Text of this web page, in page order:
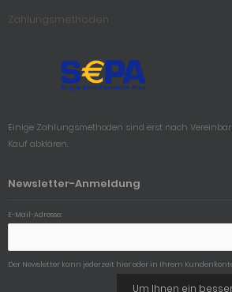
Zahlungsmethoden
Einige Zahlungsmethoden sind erst nach
Kauf abklären.
Newsletter-Anmeldung
E-Mail-Adresse:
Der Newsletter kann jederzeit hier oder in Ihrem
Um Ihnen ein